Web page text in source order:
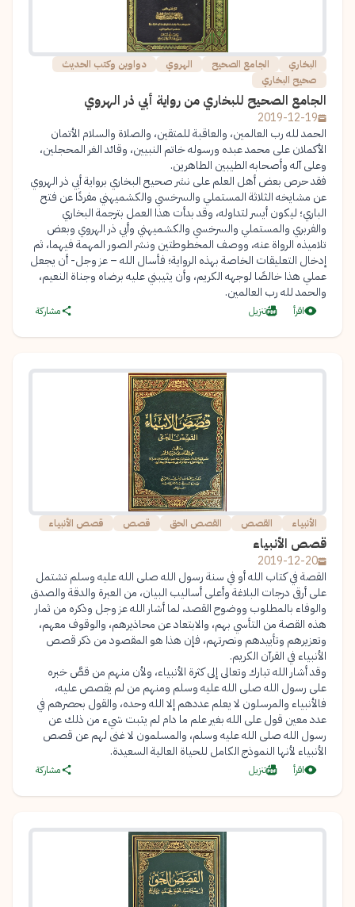
البخاري الجامع الصحيح الهروي
دواوين وكتب الحديث
صحيح البخاري
الجامع الصحيح للبخاري من رواية أبي ذر الهروي
2019-12-19
الحمد لله رب العالمين، والعاقبة للمتقين، والصلاة والسلام الأتمان
الأكملان على محمد عبده ورسوله خاتم النبيين، وقائد الغر المحجلين،
وعلى آله وأصحابه الطيبين الطاهرين.
فقد حرص بعض أهل العلم على نشر صحيح البخاري برواية أبي ذر الهروي
عن مشايخه الثلاثة المستملي والسرخسي والكشميهني مفردًا عن فتح
الباري؛ ليكون أيسر لتداوله، وقد بدأت هذا العمل بترجمة البخاري
والفربري والمستملي والسرخسي والكشميهني وأبي ذر الهروي وبعض
تلاميذه الرواة عنه، ووصف المخطوطتين ونشر الصور المهمة فيهما، ثم
إدخال التعليقات الخاصة بهذه الرواية؛ فأسال الله – عز وجل- أن يجعل
عملي هذا خالصًا لوجهه الكريم، وأن يثيبني عليه برضاه وجناة النعيم،
والحمد لله رب العالمين.
اقرأ تنزيل مشاركة
الأنبياء القصص القصص الحق قصص قصص الأنبياء
قصص الأنبياء
2019-12-20
القصة في كتاب الله أو في سنة رسول الله صلى الله عليه وسلم تشتمل
على أرقى درجات البلاغة وأعلى أساليب البيان، من العبرة والدقة والصدق
والوفاء بالمطلوب ووضوح القصد، لما أشار الله عز وجل وذكره من ثمار
هذه القصة من التأسي بهم، والابتعاد عن محاذيرهم، والوقوف معهم،
وتعزيرهم وتأييدهم ونصرتهم، فإن هذا هو المقصود من ذكر قصص
الأنبياء في القرآن الكريم.
وقد أشار الله تبارك وتعالى إلى كثرة الأنبياء، ولأن منهم من قصَّ خبره
على رسول الله صلى الله عليه وسلم ومنهم من لم يقصص عليه،
فالأنبياء والمرسلون لا يعلم عددهم إلا الله وحده، والقول بحصرهم في
عدد معين قول على الله بغير علم ما دام لم يثبت شيء من ذلك عن
رسول الله صلى الله عليه وسلم، والمسلمون لا غنى لهم عن قصص
الأنبياء لأنها النموذج الكامل للحياة العالية السعيدة.
اقرأ تنزيل مشاركة